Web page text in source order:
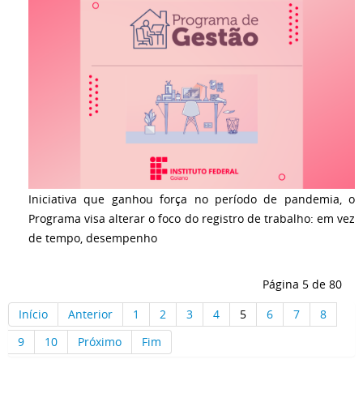
Iniciativa que ganhou força no período de pandemia, o
Programa visa alterar o foco do registro de trabalho: em vez
de tempo, desempenho
Página 5 de 80
Início
Anterior 1 2 3 4 5 6 7
8
9
10 Próximo Fim